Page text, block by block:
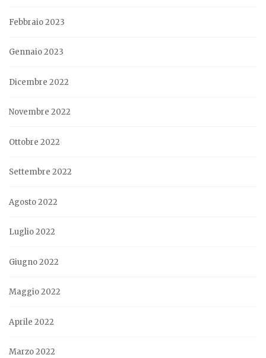
Febbraio 2023
Gennaio 2023
Dicembre 2022
Novembre 2022
Ottobre 2022
Settembre 2022
Agosto 2022
Luglio 2022
Giugno 2022
Maggio 2022
Aprile 2022
Marzo 2022